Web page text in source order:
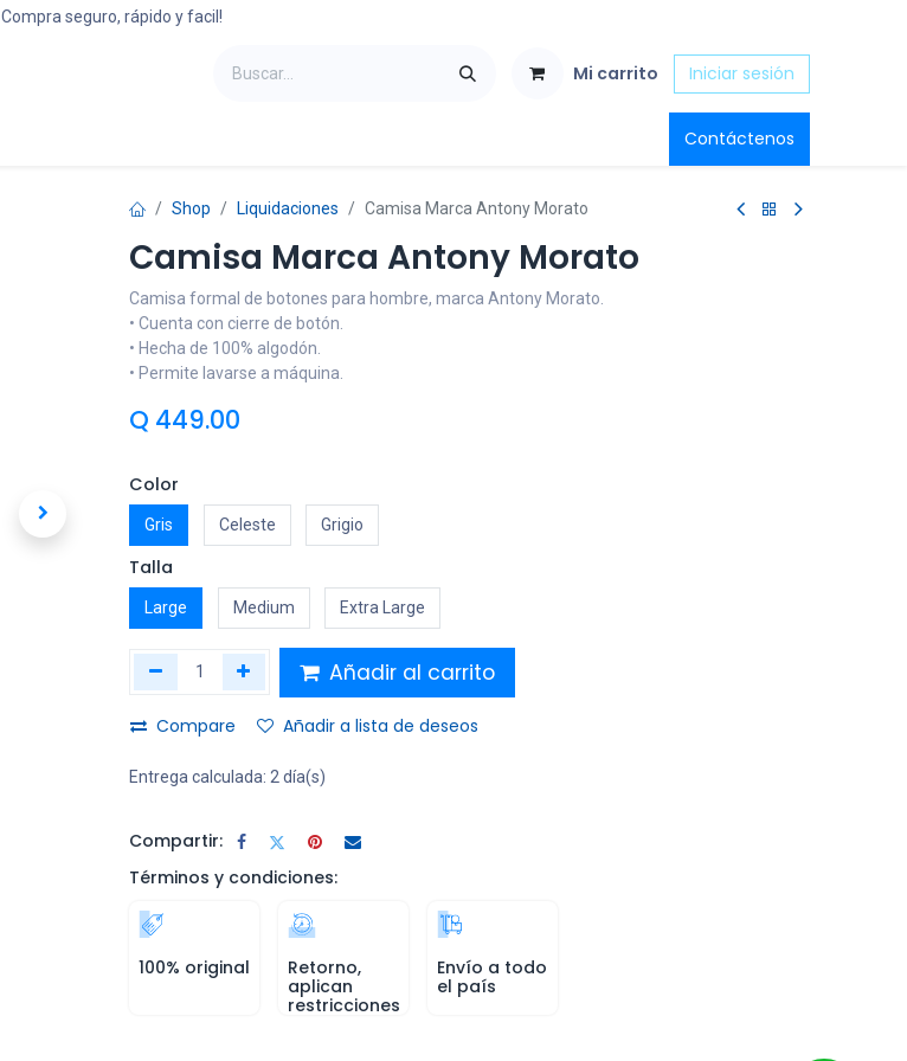
Compra seguro, rápido y facil!
Mi carrito Iniciar sesión
Contáctenos
Shop Liquidaciones Camisa Marca Antony Morato
Camisa Marca Antony Morato
Camisa formal de botones para hombre, marca Antony Morato.
• Cuenta con cierre de botón.
• Hecha de 100% algodón.
• Permite lavarse a máquina.
Q 449.00
Color
Gris Celeste Grigio
Talla
Large Medium Extra Large
Añadir al carrito
Compare Añadir a lista de deseos
Entrega calculada: 2 día(s)
Compartir:
Términos y condiciones:
100% original
Retorno,
aplican
restricciones
Envío a todo
el país